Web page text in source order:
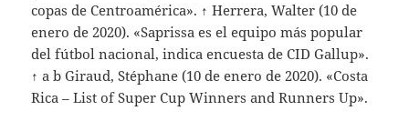
copas de Centroamérica». ↑ Herrera, Walter (10 de
enero de 2020). «Saprissa es el equipo más popular
del fútbol nacional, indica encuesta de CID Gallup».
↑ a b Giraud, Stéphane (10 de enero de 2020). «Costa
Rica – List of Super Cup Winners and Runners Up».